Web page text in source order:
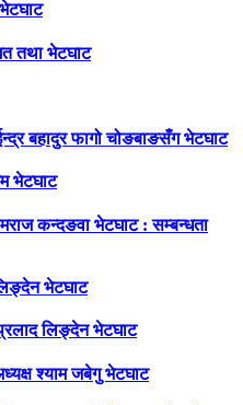
तथा भेटघाट
बहादुर फागो चोङबाङसँग भेटघाट
भेटघाट
कन्दङवा भेटघाट : सम्बन्धता
भेटघाट
लिङ्देन भेटघाट
श्याम जबेगु भेटघाट